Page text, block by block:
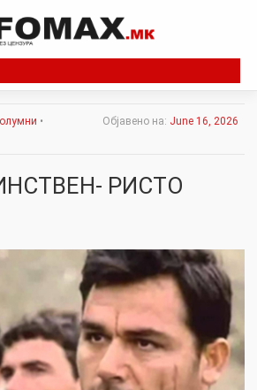
•
Објавено на: June 16, 2026
РИСТО